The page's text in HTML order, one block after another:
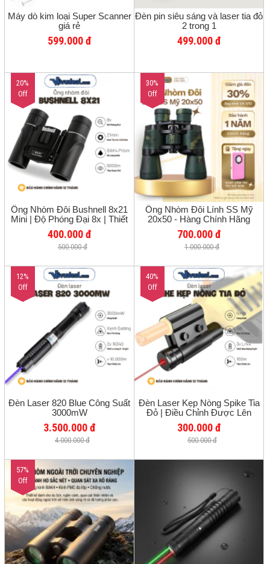
Máy dò kim loại Super Scanner
giá rẻ
599.000 đ
Đèn pin siêu sáng và laser tia đỏ
2 trong 1
499.000 đ
20%
Off
Ống Nhòm Đôi Bushnell 8x21
Mini | Độ Phóng Đại 8x | Thiết
Kế Nhỏ Gọn | Tầm Quan Sát
10.000m
400.000 đ
500.000 đ
30%
Off
Ống Nhòm Đôi Lính SS Mỹ
20x50 - Hàng Chính Hãng
700.000 đ
1.000.000 đ
12%
Off
Đèn Laser 820 Blue Công Suất
3000mW
3.500.000 đ
4.000.000 đ
40%
Off
Đèn Laser Kẹp Nòng Spike Tia
Đỏ | Điều Chỉnh Được Lên
Xuống Trái Phải | Tầm Chiếu Xa
100m
300.000 đ
500.000 đ
57%
Off